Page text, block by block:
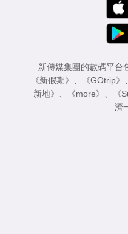
新傳媒集團的數碼平台
《新假期》
《GOtrip》
新地》
《more》 《
濟